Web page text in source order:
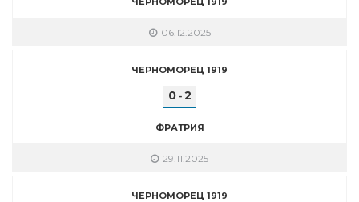
06.12.2025
ЧЕРНОМОРЕЦ 1919
0- 2
ФРАТРИЯ
29.11.2025
ЧЕРНОМОРЕЦ 1919